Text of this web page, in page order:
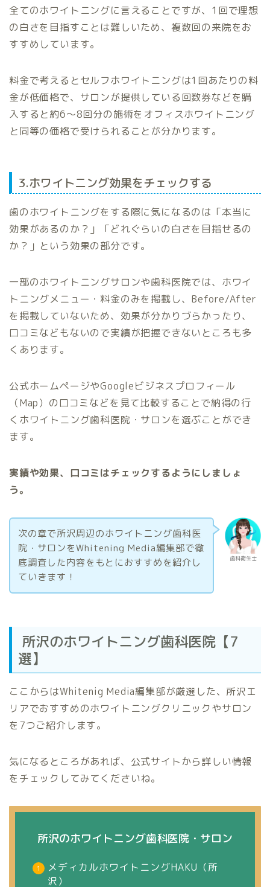
全てのホワイトニングに言えることですが、1回で理想
の白さを目指すことは難しいため、複数回の来院をお
すすめしています。
料金で考えるとセルフホワイトニングは1回あたりの料
金が低価格で、サロンが提供している回数券などを購
入すると約6〜8回分の施術をオフィスホワイトニング
と同等の価格で受けられることが分かります。
3.ホワイトニング効果をチェックする
歯のホワイトニングをする際に気になるのは「本当に
効果があるのか？」「どれぐらいの白さを目指せるの
か？」という効果の部分です。
一部のホワイトニングサロンや歯科医院では、ホワイ
トニングメニュー・料金のみを掲載し、Before/After
を掲載していないため、効果が分かりづらかったり、
口コミなどもないので実績が把握できないところも多
くあります。
公式ホームページやGoogleビジネスプロフィール
（Map）の口コミなどを見て比較することで納得の行
くホワイトニング歯科医院・サロンを選ぶことができ
ます。
実績や効果、口コミはチェックするようにしましょ
う。
歯科衛生士
次の章で所沢周辺のホワイトニング歯科医
院・サロンをWhitening Media編集部で徹
底調査した内容をもとにおすすめを紹介し
ていきます！
所沢のホワイトニング歯科医院【7
選】
ここからはWhitenig Media編集部が厳選した、所沢エ
リアでおすすめのホワイトニングクリニックやサロン
を7つご紹介します。
気になるところがあれば、公式サイトから詳しい情報
をチェックしてみてくださいね。
所沢のホワイトニング歯科医院・サロン
メディカルホワイトニングHAKU（所
沢）